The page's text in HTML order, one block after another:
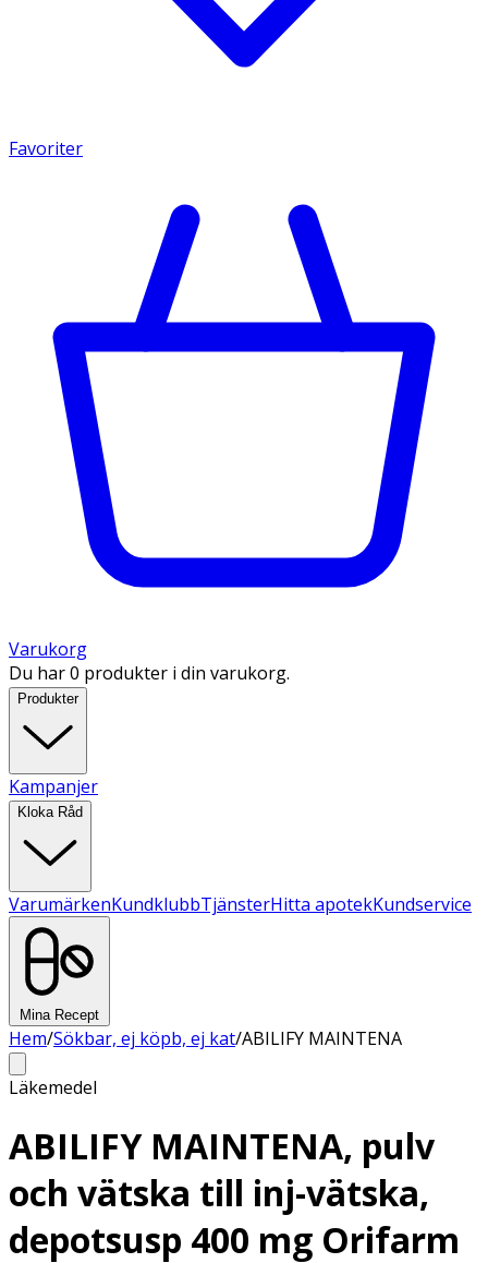
Favoriter
Varukorg
Du har 0 produkter i din varukorg.
Produkter
Kampanjer
Kloka Råd
VarumärkenKundklubbTjänsterHitta apotekKundservice
Mina Recept
Hem/Sökbar, ej köpb, ej kat/ABILIFY MAINTENA
Läkemedel
ABILIFY MAINTENA, pulv
och vätska till inj-vätska,
depotsusp 400 mg Orifarm